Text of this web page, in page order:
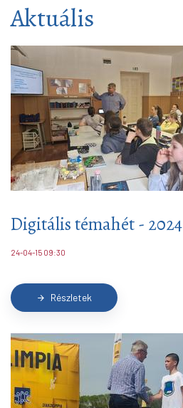
Aktuális
Digitális témahét - 2024
24-04-15 09:30
arrow_forward Részletek